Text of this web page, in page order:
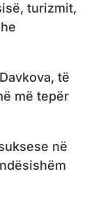
turizmit,
të
më tepër
në